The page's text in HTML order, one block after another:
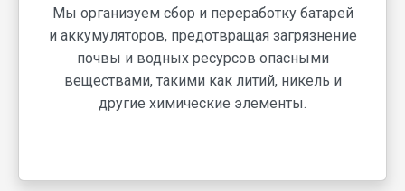
Мы организуем сбор и переработку батарей
и аккумуляторов, предотвращая загрязнение
почвы и водных ресурсов опасными
веществами, такими как литий, никель и
другие химические элементы.